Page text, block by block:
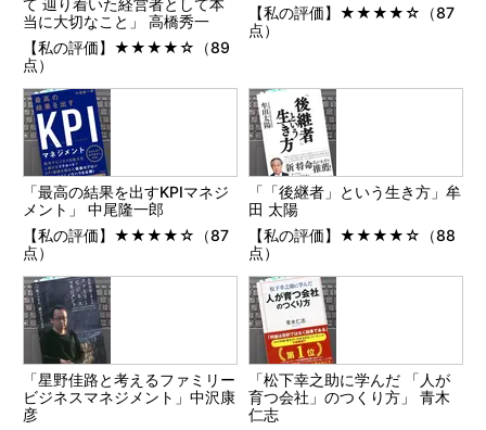
て 辿り着いた経営者として本
当に大切なこと」 高橋秀一
【私の評価】★★★★☆（89
点）
【私の評価】★★★★☆（87
点）
「最高の結果を出すKPIマネジ
メント」 中尾隆一郎
【私の評価】★★★★☆（87
点）
「「後継者」という生き方」牟
田 太陽
【私の評価】★★★★☆（88
点）
「星野佳路と考えるファミリー
ビジネスマネジメント」中沢康
彦
「松下幸之助に学んだ 「人が
育つ会社」のつくり方」 青木
仁志